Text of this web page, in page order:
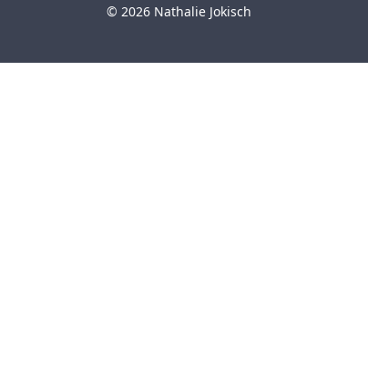
© 2026 Nathalie Jokisch